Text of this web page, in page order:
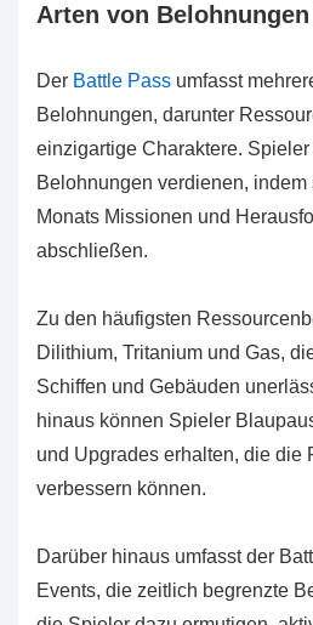
Arten von
Der Battle Pass umfasst
Belohnungen, darunter
einzigartige Charaktere.
Belohnungen verdienen, indem
Monats Missionen und
abschließen.
Zu den häufigsten
Dilithium, Tritanium und Gas,
Schiffen und Gebäuden
hinaus können Spieler
und Upgrades erhalten, die die
verbessern können.
Darüber hinaus umfasst der
Events, die zeitlich begrenzte